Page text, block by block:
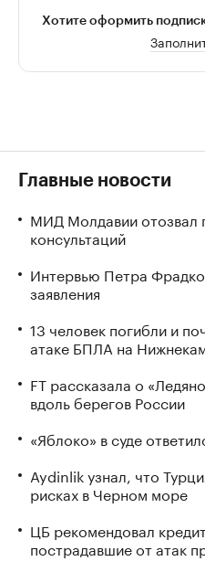
Хотите оформить
Главные новости
МИД Молдавии отозвал
консультаций
Интервью Петра
заявления
13 человек погибли и
атаке БПЛА на
FT рассказала о
вдоль берегов России
«Яблоко» в суде
Aydinlik узнал, что
рисках в Черном море
ЦБ рекомендовал
пострадавшие от атак